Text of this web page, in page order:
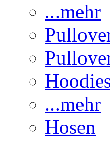
...mehr
...mehr
Hosen